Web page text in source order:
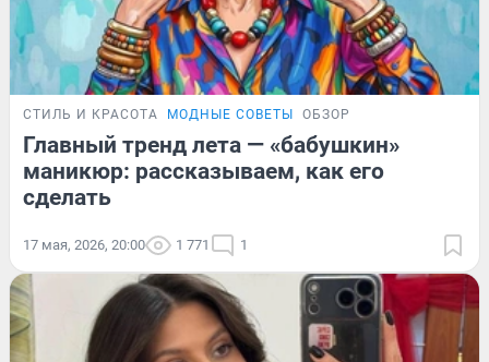
СТИЛЬ И КРАСОТА МОДНЫЕ СОВЕТЫ ОБЗОР
Главный тренд лета — «бабушкин»
маникюр: рассказываем, как его
сделать
17 мая, 2026, 20:00 1 771 1